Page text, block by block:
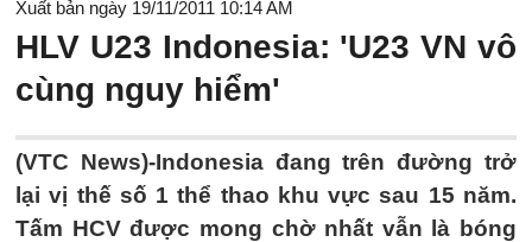
Xuất bản ngày 19/11/2011 10:14 AM
HLV U23 Indonesia: 'U23 VN vô
cùng nguy hiểm'
(VTC News)-Indonesia đang trên đường trở
lại vị thế số 1 thể thao khu vực sau 15 năm.
Tấm HCV được mong chờ nhất vẫn là bóng